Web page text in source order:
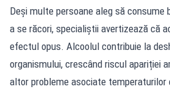
Deși multe persoane aleg să consume
a se răcori, specialiștii avertizează că
efectul opus. Alcoolul contribuie la
organismului, crescând riscul apariției
altor probleme asociate temperaturilor